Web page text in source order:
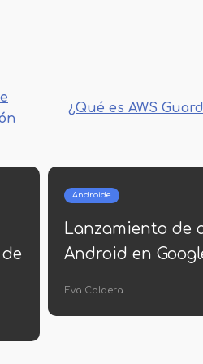
¿Qué es AWS
2015